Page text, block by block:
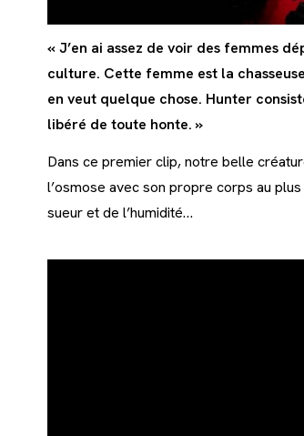
« J’en ai assez de voir des femmes
culture. Cette femme est la
en veut quelque chose. Hunter
libéré de toute honte. »
Dans ce premier clip, notre belle
l’osmose avec son propre corps au
sueur et de l’humidité…